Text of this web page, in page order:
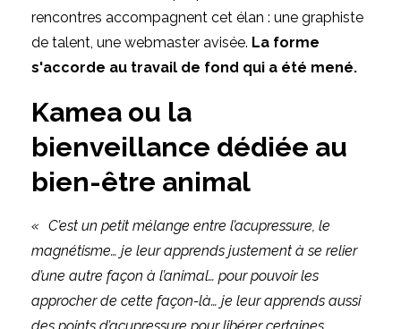
rencontres accompagnent cet élan : une graphiste
de talent, une webmaster avisée. La forme
s'accorde au travail de fond qui a été mené.
Kamea ou la
bienveillance dédiée au
bien-être animal
« C’est un petit mélange entre l’acupressure, le
magnétisme… je leur apprends justement à se relier
d’une autre façon à l’animal… pour pouvoir les
approcher de cette façon-là… je leur apprends aussi
des points d’acupressure pour libérer certaines